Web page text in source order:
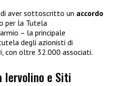
aver sottoscritto un accordo
per la Tutela
– la principale
degli azionisti di
con oltre 32.000 associati.
Iervolino e Siti